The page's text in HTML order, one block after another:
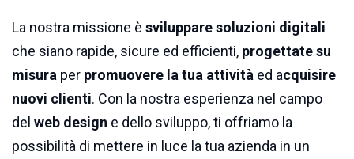
La nostra missione è sviluppare soluzioni digitali
che siano rapide, sicure ed efficienti, progettate su
misura per promuovere la tua attività ed acquisire
nuovi clienti. Con la nostra esperienza nel campo
del web design e dello sviluppo, ti offriamo la
possibilità di mettere in luce la tua azienda in un